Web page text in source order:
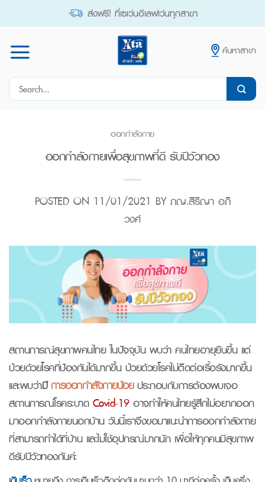
ส่งฟรี! ที่เซเว่นอีเลฟเว่นทุกสาขา
ค้นหาสาขา
Search
ออกกำลังกาย
ออกกำลังกายเพื่อสุขภาพที่ดี รับปีวัวทอง
POSTED ON 11/01/2021 BYภญ.สิริญา อภิ
วงศ์
สถานการณ์สุขภาพคนไทย ในปัจจุบัน พบว่า คนไทยอายุยืนขึ้น แต่
ป่วยด้วยโรคที่ป้องกันได้มากขึ้น ป่วยด้วยโรคไม่ติดต่อเรื้อรังมากขึ้น
และพบว่ามีการออกกำลังกายน้อยประกอบกับการต้องพบเจอ
สถานการณ์โรคระบาดCovid-19อาจทำให้คนไทยรู้สึกไม่อยากออก
มาออกกำลังกายนอกบ้าน วันนี้เราจึงขอมาแนะนำการออกกำลังกาย
ที่สามารถทำได้ที่บ้าน และไม่ใช้อุปกรณ์มากนัก เพื่อให้ทุกคนมีสุขภาพ
ดีรับปีวัวทองกันค่ะ